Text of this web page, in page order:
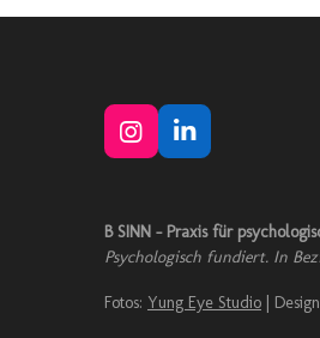
I
n
a
g
a
L
i
e
d
n
B SINN – Praxis für
Psychologisch fundiert. In
Fotos: Yung Eye Studio |